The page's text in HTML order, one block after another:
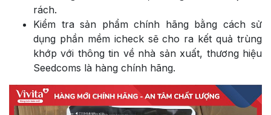
rách.
Kiểm tra sản phẩm chính hãng bằng cách sử
dụng phần mềm icheck sẽ cho ra kết quả trùng
khớp với thông tin về nhà sản xuất, thương hiệu
Seedcoms là hàng chính hãng.